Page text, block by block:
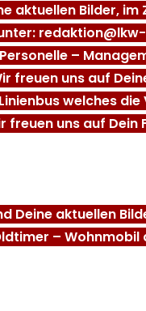
aktuellen Bilder,
Personelle –
freuen uns auf
welches
freuen uns auf Dein
Deine aktuellen
–